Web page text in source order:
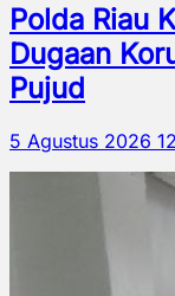
Polda Riau
Dugaan
Pujud
5 Agustus 2026